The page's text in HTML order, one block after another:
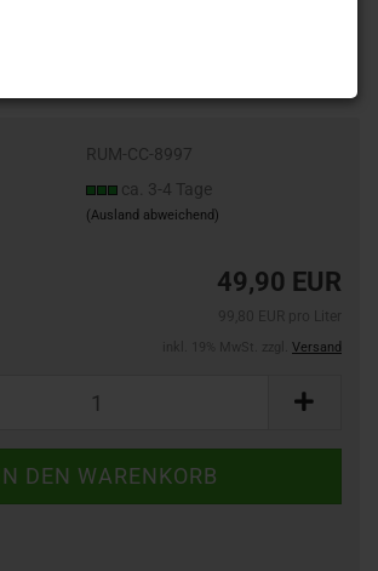
RUM-CC-8997
ca. 3-4 Tage
(Ausland abweichend)
49,90 EUR
Versand